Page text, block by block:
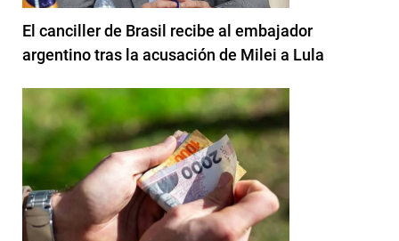
El canciller de Brasil recibe al embajador
argentino tras la acusación de Milei a Lula